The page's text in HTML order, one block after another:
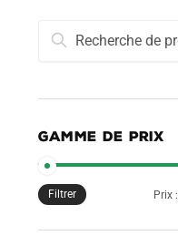
Recherche
pour :
Recherche
GAMME DE PRIX
Filtrer Prix :